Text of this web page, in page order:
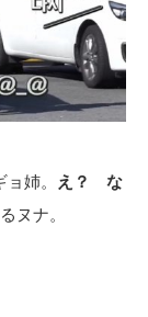
姉。
え？ な
ヌナ。